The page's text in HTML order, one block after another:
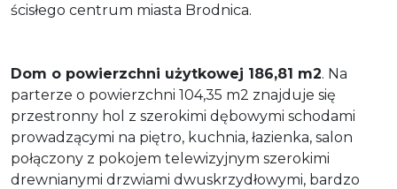
ścisłego centrum miasta Brodnica.
Dom o powierzchni użytkowej 186,81 m2. Na
parterze o powierzchni 104,35 m2 znajduje się
przestronny hol z szerokimi dębowymi schodami
prowadzącymi na piętro, kuchnia, łazienka, salon
połączony z pokojem telewizyjnym szerokimi
drewnianymi drzwiami dwuskrzydłowymi, bardzo